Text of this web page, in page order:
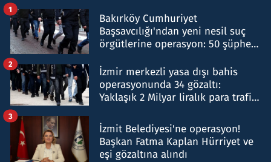
Bakırköy Cumhuriyet
Başsavcılığı'ndan yeni nesil suç
örgütlerine operasyon: 50 şüpheli
1
İzmir merkezli yasa dışı bahis
operasyonunda 34 gözaltı:
Yaklaşık 2 Milyar liralık para trafiği
2
İzmit Belediyesi'ne operasyon!
Başkan Fatma Kaplan Hürriyet ve
eşi gözaltına alındı
3